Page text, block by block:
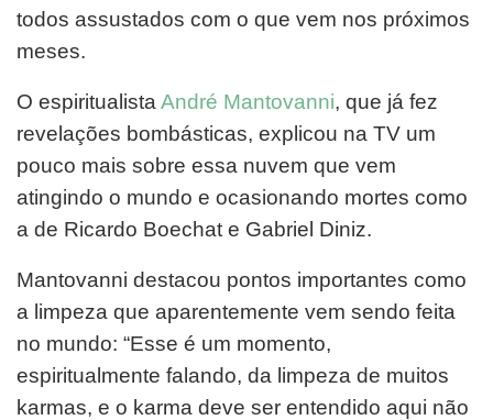
todos assustados com o que vem nos próximos
meses.
O espiritualista André Mantovanni, que já fez
revelações bombásticas, explicou na TV um
pouco mais sobre essa nuvem que vem
atingindo o mundo e ocasionando mortes como
a de Ricardo Boechat e Gabriel Diniz.
Mantovanni destacou pontos importantes como
a limpeza que aparentemente vem sendo feita
no mundo: “Esse é um momento,
espiritualmente falando, da limpeza de muitos
karmas, e o karma deve ser entendido aqui não